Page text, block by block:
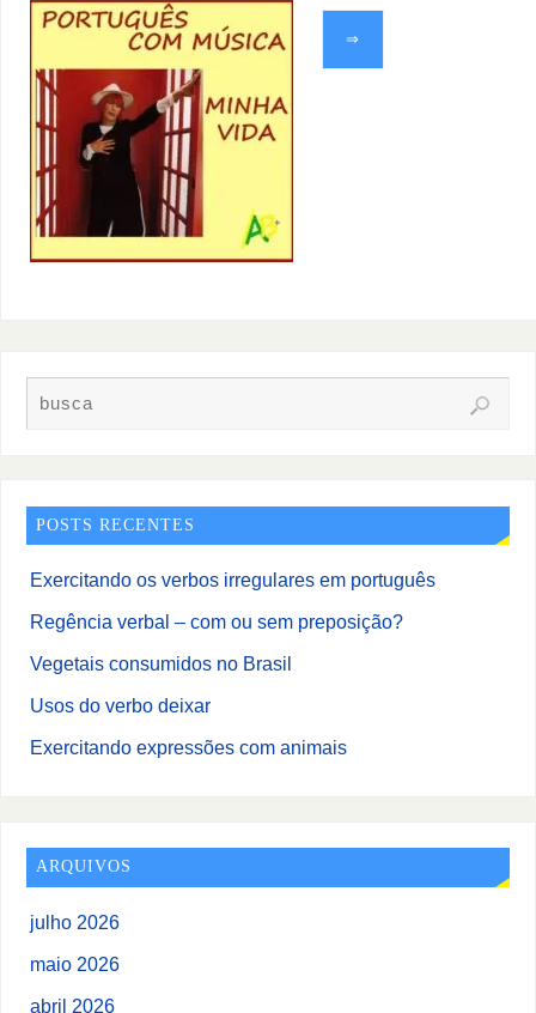
⇒
POSTS RECENTES
Exercitando os verbos irregulares em português
Regência verbal – com ou sem preposição?
Vegetais consumidos no Brasil
Usos do verbo deixar
Exercitando expressões com animais
ARQUIVOS
julho 2026
maio 2026
abril 2026